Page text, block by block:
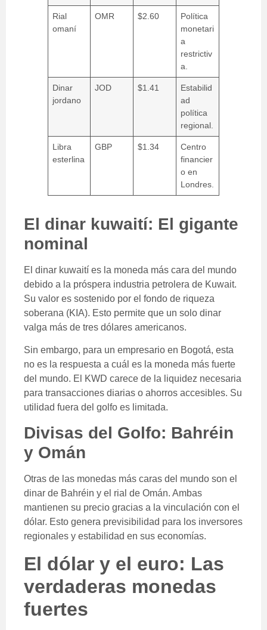
Rial
omaní
OMR $2.60
Política
monetari
a
restrictiv
a.
Dinar
jordano
JOD $1.41
Estabilid
ad
política
regional.
Libra
esterlina
GBP $1.34
Centro
financier
o en
Londres.
El dinar kuwaití: El gigante
nominal
El dinar kuwaití es la moneda más cara del mundo
debido a la próspera industria petrolera de Kuwait.
Su valor es sostenido por el fondo de riqueza
soberana (KIA). Esto permite que un solo dinar
valga más de tres dólares americanos.
Sin embargo, para un empresario en Bogotá, esta
no es la respuesta a cuál es la moneda más fuerte
del mundo. El KWD carece de la liquidez necesaria
para transacciones diarias o ahorros accesibles. Su
utilidad fuera del golfo es limitada.
Divisas del Golfo: Bahréin
y Omán
Otras de las monedas más caras del mundo son el
dinar de Bahréin y el rial de Omán. Ambas
mantienen su precio gracias a la vinculación con el
dólar. Esto genera previsibilidad para los inversores
regionales y estabilidad en sus economías.
El dólar y el euro: Las
verdaderas monedas
fuertes